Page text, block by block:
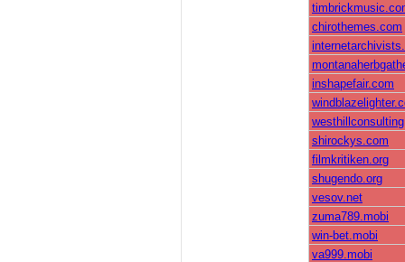
chirothemes.com
inshapefair.com
shirockys.com
filmkritiken.org
shugendo.org
vesov.net
zuma789.mobi
win-bet.mobi
va999.mobi